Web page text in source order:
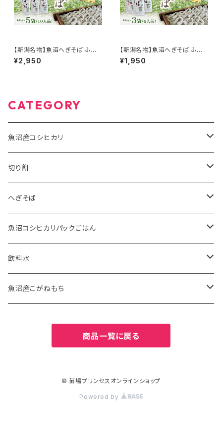
【新潟名物】魚沼へぎそば ふの
りそば 180g×5袋 10人前 魚沼
産そば粉100％使用
¥2,950
【新潟名物】魚沼へぎそば ふの
りそば 180g×3袋 6人前 魚沼
産そば粉100％使用
¥1,950
CATEGORY
魚沼産コシヒカリ
有機米JAS
5kg
10kg
特別栽培米
2kg
5kg
切り餅
魚沼産こがねもち有機JAS認証米
魚沼産こがねもち特別栽培米
へぎそば
苗場そば
ふのりそば
魚沼コシヒカリパックごはん
有機JAS認証米
特別栽培米
飲料水
お水
魚沼産こがねもち
商品一覧に戻る
© 苗場プリンセスオンラインショップ
Powered by